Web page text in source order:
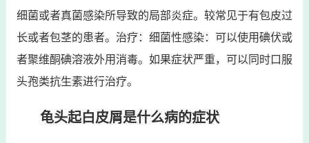
细菌或者真菌感染所导致的局部炎症。较常见于有包皮过
长或者包茎的患者。治疗：细菌性感染：可以使用碘伏或
者聚维酮碘溶液外用消毒。如果症状严重，可以同时口服
头孢类抗生素进行治疗。
龟头起白皮屑是什么病的症状